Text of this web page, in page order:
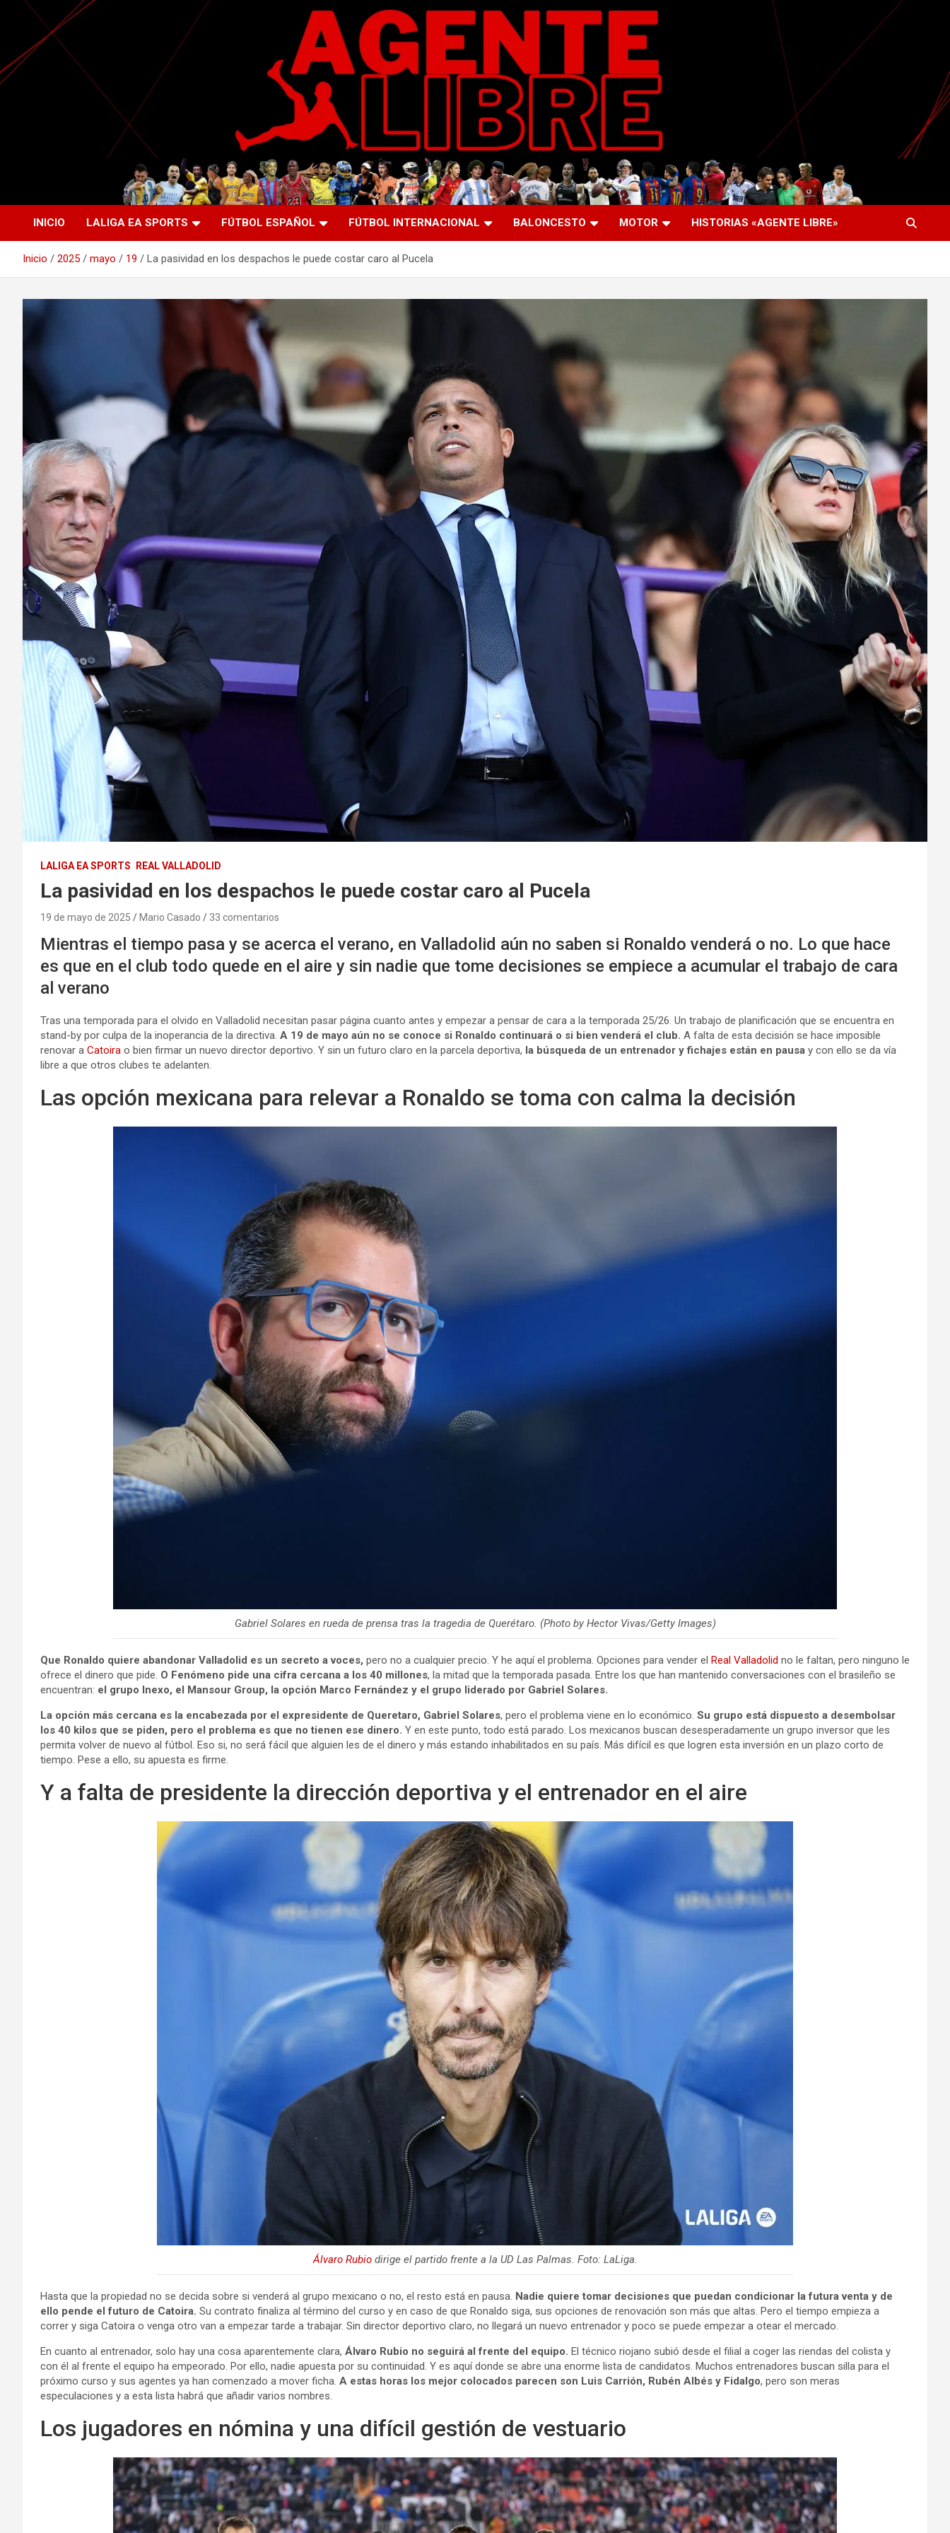
Saltar
contenido
Agente Libre Digital
La nueva generación del periodismo deportivo.
INICIO LALIGA EA SPORTS FÚTBOL ESPAÑOL FÚTBOL INTERNACIONAL BALONCESTO MOTOR HISTORIAS «AGENTE LIBRE»
Inicio 2025 mayo 19 La pasividad en los despachos le puede costar caro al Pucela
LALIGA EA SPORTS REAL VALLADOLID
La pasividad en los despachos le puede costar caro al Pucela
19 de mayo de 2025 Mario Casado 33 comentarios
Mientras el tiempo pasa y se acerca el verano, en Valladolid aún no saben si Ronaldo venderá o no. Lo que hace
es que en el club todo quede en el aire y sin nadie que tome decisiones se empiece a acumular el trabajo de cara
al verano
Tras una temporada para el olvido en Valladolid necesitan pasar página cuanto antes y empezar a pensar de cara a la temporada 25/26. Un trabajo de planificación que se encuentra en
stand-by por culpa de la inoperancia de la directiva. A 19 de mayo aún no se conoce si Ronaldo continuará o si bien venderá el club. A falta de esta decisión se hace imposible
renovar a Catoira o bien firmar un nuevo director deportivo. Y sin un futuro claro en la parcela deportiva, la búsqueda de un entrenador y fichajes están en pausa y con ello se da vía
libre a que otros clubes te adelanten.
Las opción mexicana para relevar a Ronaldo se toma con calma la decisión
Gabriel Solares en rueda de prensa tras la tragedia de Querétaro. (Photo by Hector Vivas/Getty Images)
Que Ronaldo quiere abandonar Valladolid es un secreto a voces, pero no a cualquier precio. Y he aquí el problema. Opciones para vender el Real Valladolid no le faltan, pero ninguno le
ofrece el dinero que pide. O Fenómeno pide una cifra cercana a los 40 millones, la mitad que la temporada pasada. Entre los que han mantenido conversaciones con el brasileño se
encuentran: el grupo Inexo, el Mansour Group, la opción Marco Fernández y el grupo liderado por Gabriel Solares.
La opción más cercana es la encabezada por el expresidente de Queretaro, Gabriel Solares, pero el problema viene en lo económico. Su grupo está dispuesto a desembolsar
los 40 kilos que se piden, pero el problema es que no tienen ese dinero. Y en este punto, todo está parado. Los mexicanos buscan desesperadamente un grupo inversor que les
permita volver de nuevo al fútbol. Eso si, no será fácil que alguien les de el dinero y más estando inhabilitados en su país. Más difícil es que logren esta inversión en un plazo corto de
tiempo. Pese a ello, su apuesta es firme.
Y a falta de presidente la dirección deportiva y el entrenador en el aire
Álvaro Rubiodirige el partido frente a la UD Las Palmas. Foto: LaLiga.
Hasta que la propiedad no se decida sobre si venderá al grupo mexicano o no, el resto está en pausa. Nadie quiere tomar decisiones que puedan condicionar la futura venta y de
ello pende el futuro de Catoira. Su contrato finaliza al término del curso y en caso de que Ronaldo siga, sus opciones de renovación son más que altas. Pero el tiempo empieza a
correr y siga Catoira o venga otro van a empezar tarde a trabajar. Sin director deportivo claro, no llegará un nuevo entrenador y poco se puede empezar a otear el mercado.
En cuanto al entrenador, solo hay una cosa aparentemente clara, Álvaro Rubio no seguirá al frente del equipo. El técnico riojano subió desde el filial a coger las riendas del colista y
con él al frente el equipo ha empeorado. Por ello, nadie apuesta por su continuidad. Y es aquí donde se abre una enorme lista de candidatos. Muchos entrenadores buscan silla para el
próximo curso y sus agentes ya han comenzado a mover ficha. A estas horas los mejor colocados parecen son Luis Carrión, Rubén Albés y Fidalgo, pero son meras
especulaciones y a esta lista habrá que añadir varios nombres.
Los jugadores en nómina y una difícil gestión de vestuario